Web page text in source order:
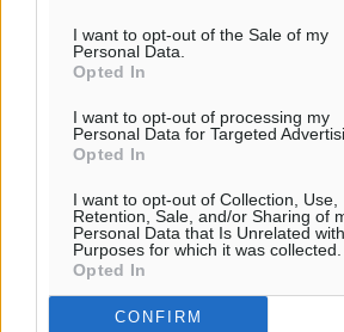
I want to opt-out of the Sale of my
Personal Data.
Opted In
I want to opt-out of processing my
Personal Data for Targeted
Opted In
I want to opt-out of Collection, Use,
Retention, Sale, and/or Sharing of
Personal Data that Is Unrelated
Purposes for which it was collected.
Opted In
CONFIRM
Οι συναντήσεις που είχε κατά την
Ρόδο ο Πρέσβης της Βραζιλίας στην
Τοπικές Ειδήσεις• πριν 21 λεπτά